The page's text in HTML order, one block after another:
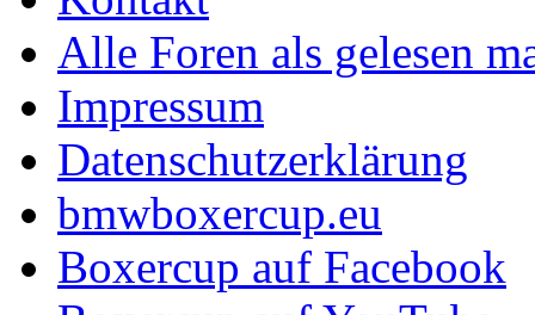
Alle Foren als gelesen
Impressum
Datenschutzerklärung
bmwboxercup.eu
Boxercup auf Facebook